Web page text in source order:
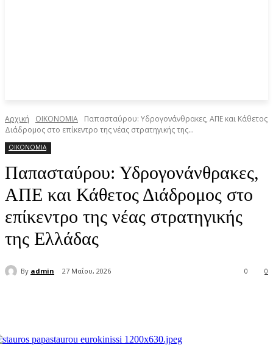
Αρχική ΟΙΚΟΝΟΜΙΑ
Παπασταύρου: Υδρογονάνθρακες, ΑΠΕ και Κάθετος
Διάδρομος στο επίκεντρο της νέας στρατηγικής της...
ΟΙΚΟΝΟΜΙΑ
Παπασταύρου: Υδρογονάνθρακες,
ΑΠΕ και Κάθετος Διάδρομος στο
επίκεντρο της νέας στρατηγικής
της Ελλάδας
By admin 27 Μαΐου, 2026 0
0